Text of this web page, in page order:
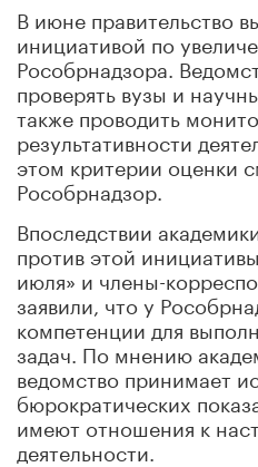
В июне правительство
инициативой по
Рособрнадзора.
проверять вузы и
также проводить
результативности
этом критерии оценки
Рособрнадзор.
Впоследствии
против этой
июля» и члены-
заявили, что у
компетенции для
задач. По мнению
ведомство принимает
бюрократических
имеют отношения к
деятельности.